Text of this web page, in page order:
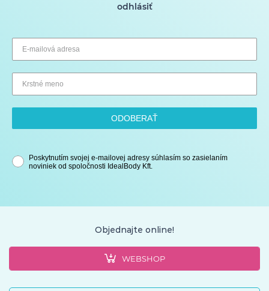
odhlásiť
ODOBERAŤ
Poskytnutím svojej e-mailovej adresy súhlasím so zasielaním
noviniek od spoločnosti IdealBody Kft.
Objednajte online!
WEBSHOP